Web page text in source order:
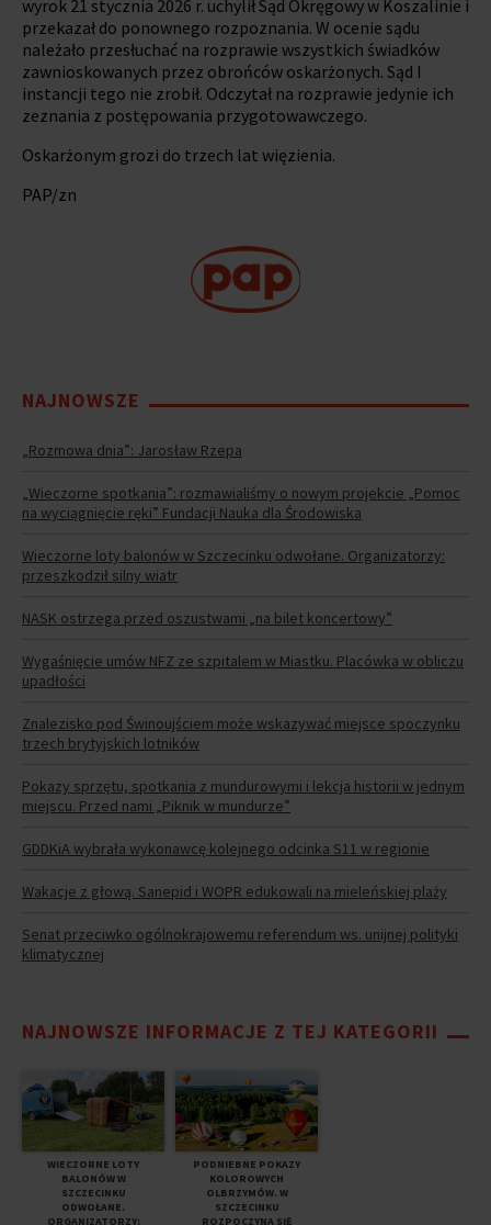
wyrok 21 stycznia 2026 r. uchylił Sąd Okręgowy w Koszalinie i
przekazał do ponownego rozpoznania. W ocenie sądu
należało przesłuchać na rozprawie wszystkich świadków
zawnioskowanych przez obrońców oskarżonych. Sąd I
instancji tego nie zrobił. Odczytał na rozprawie jedynie ich
zeznania z postępowania przygotowawczego.
Oskarżonym grozi do trzech lat więzienia.
PAP/zn
NAJNOWSZE
„Rozmowa dnia”: Jarosław Rzepa
„Wieczorne spotkania”: rozmawialiśmy o nowym projekcie „Pomoc
na wyciągnięcie ręki” Fundacji Nauka dla Środowiska
Wieczorne loty balonów w Szczecinku odwołane. Organizatorzy:
przeszkodził silny wiatr
NASK ostrzega przed oszustwami „na bilet koncertowy”
Wygaśnięcie umów NFZ ze szpitalem w Miastku. Placówka w obliczu
upadłości
Znalezisko pod Świnoujściem może wskazywać miejsce spoczynku
trzech brytyjskich lotników
Pokazy sprzętu, spotkania z mundurowymi i lekcja historii w jednym
miejscu. Przed nami „Piknik w mundurze”
GDDKiA wybrała wykonawcę kolejnego odcinka S11 w regionie
Wakacje z głową. Sanepid i WOPR edukowali na mieleńskiej plaży
Senat przeciwko ogólnokrajowemu referendum ws. unijnej polityki
klimatycznej
NAJNOWSZE INFORMACJE Z TEJ KATEGORII
WIECZORNE LOTY
BALONÓW W
SZCZECINKU
ODWOŁANE.
ORGANIZATORZY:
PODNIEBNE POKAZY
KOLOROWYCH
OLBRZYMÓW. W
SZCZECINKU
ROZPOCZYNA SIĘ